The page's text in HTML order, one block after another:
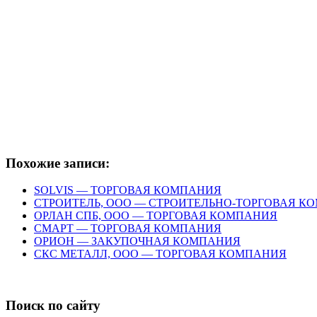
Похожие записи:
SOLVIS — ТОРГОВАЯ КОМПАНИЯ
СТРОИТЕЛЬ, ООО — СТРОИТЕЛЬНО-ТОРГОВАЯ
ОРЛАН СПБ, ООО — ТОРГОВАЯ КОМПАНИЯ
СМАРТ — ТОРГОВАЯ КОМПАНИЯ
ОРИОН — ЗАКУПОЧНАЯ КОМПАНИЯ
СКС МЕТАЛЛ, ООО — ТОРГОВАЯ КОМПАНИЯ
Поиск по сайту